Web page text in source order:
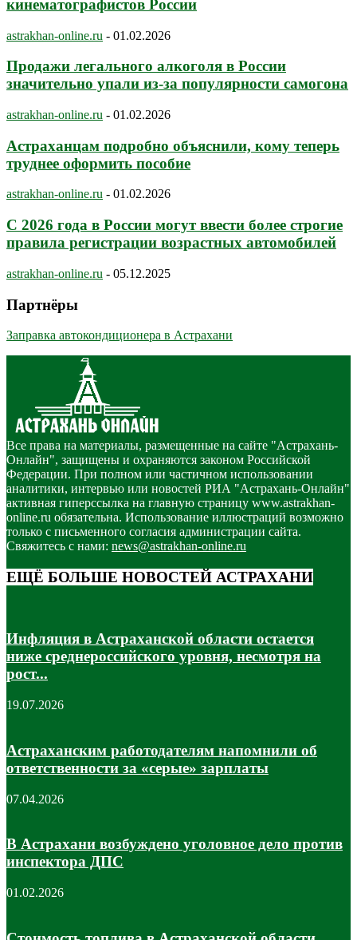
кинематографистов России
astrakhan-online.ru - 01.02.2026
Продажи легального алкоголя в России
значительно упали из-за популярности самогона
astrakhan-online.ru - 01.02.2026
Астраханцам подробно объяснили, кому теперь
труднее оформить пособие
astrakhan-online.ru - 01.02.2026
С 2026 года в России могут ввести более строгие
правила регистрации возрастных автомобилей
astrakhan-online.ru - 05.12.2025
Партнёры
Заправка автокондиционера в Астрахани
Все права на материалы, размещенные на сайте "Астрахань-
Онлайн", защищены и охраняются законом Российской
Федерации. При полном или частичном использовании
аналитики, интервью или новостей РИА "Астрахань-Онлайн"
активная гиперссылка на главную страницу www.astrakhan-
online.ru обязательна. Использование иллюстраций возможно
только с письменного согласия администрации сайта.
Свяжитесь с нами: news@astrakhan-online.ru
ЕЩЁ БОЛЬШЕ НОВОСТЕЙ АСТРАХАНИ
Инфляция в Астраханской области остается
ниже среднероссийского уровня, несмотря на
рост...
19.07.2026
Астраханским работодателям напомнили об
ответственности за «серые» зарплаты
07.04.2026
В Астрахани возбуждено уголовное дело против
инспектора ДПС
01.02.2026